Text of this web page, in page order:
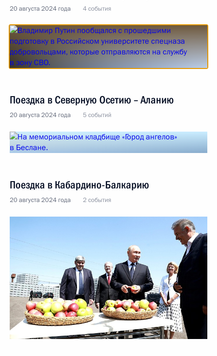
20 августа 2024 года 4 события
Поездка в Северную Осетию – Аланию
20 августа 2024 года 5 событий
Поездка в Кабардино-Балкарию
20 августа 2024 года 2 события